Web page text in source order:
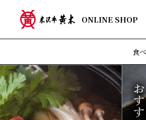
ONLINE SHOP
食